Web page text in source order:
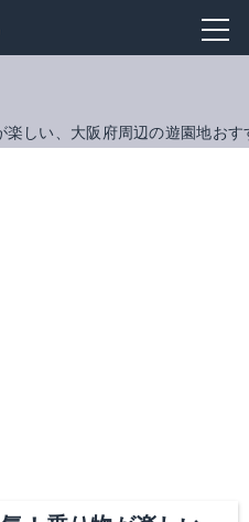
しい、大阪府周辺の遊園地お